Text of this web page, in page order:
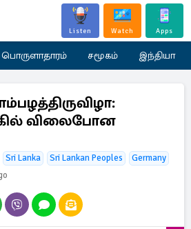
Listen Watch Apps
பொருளாதாரம் சமூகம் இந்தியா
விலைபோன
Sri Lanka Sri Lankan Peoples
Germany